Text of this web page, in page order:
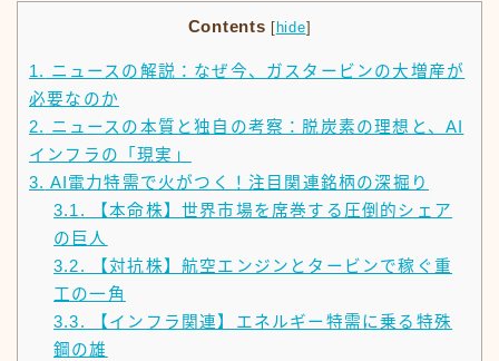
Contents [ hide]
1. ニュースの解説：なぜ今、ガスタービンの大増産が
必要なのか
2. ニュースの本質と独自の考察：脱炭素の理想と、AI
インフラの「現実」
3. AI電力特需で火がつく！注目関連銘柄の深掘り
3.1.
【本命株】世界市場を席巻する圧倒的シェア
の巨人
3.2.
【対抗株】航空エンジンとタービンで稼ぐ重
工の一角
3.3.
【インフラ関連】エネルギー特需に乗る特殊
鋼の雄